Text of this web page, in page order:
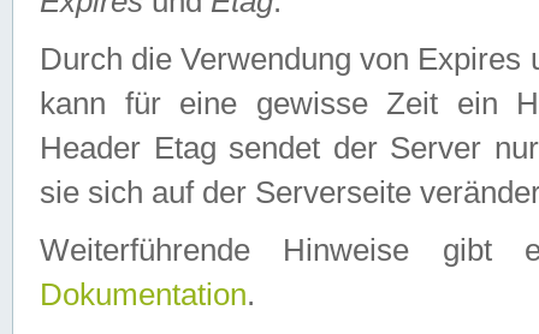
Durch die Verwendung von
kann für eine gewisse Zeit ein
Header Etag sendet der Server
sie sich auf der Serverseite
Weiterführende Hinweise
Dokumentation.